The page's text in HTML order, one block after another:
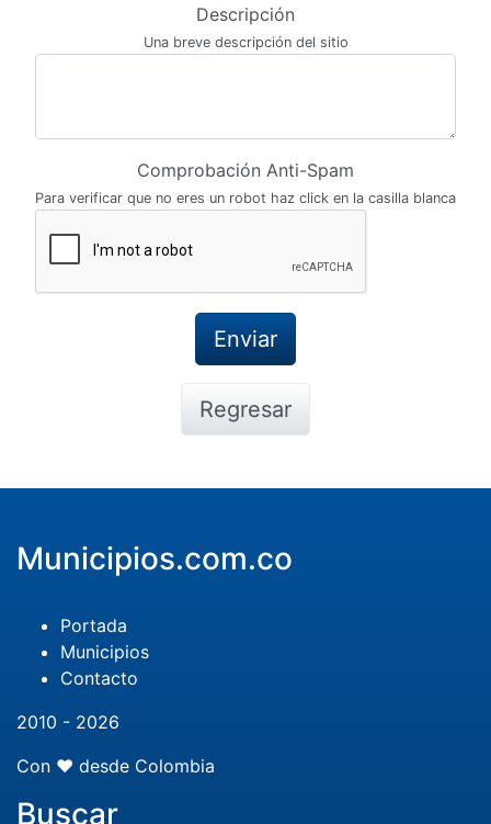
Descripción
Una breve descripción del sitio
Comprobación Anti-Spam
Para verificar que no eres un robot haz click en la casilla blanca
Regresar
Municipios.com.co
Portada
Municipios
Contacto
2010 - 2026
Con ❤️ desde Colombia
Buscar